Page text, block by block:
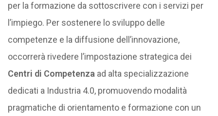
per la formazione da sottoscrivere con i servizi per
l’impiego. Per sostenere lo sviluppo delle
competenze e la diffusione dell’innovazione,
occorrerà rivedere l’impostazione strategica dei
Centri di Competenza ad alta specializzazione
dedicati a Industria 4.0, promuovendo modalità
pragmatiche di orientamento e formazione con un